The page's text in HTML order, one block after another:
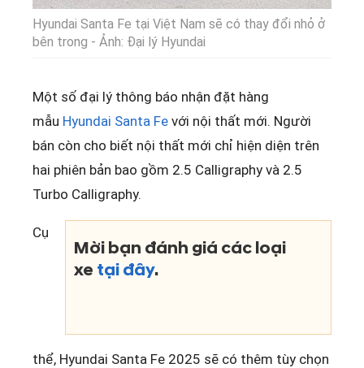
Hyundai Santa Fe tại Việt Nam sẽ có thay đổi nhỏ ở
bên trong - Ảnh: Đại lý Hyundai
Một số đại lý thông báo nhận đặt hàng
mẫu Hyundai Santa Fe với nội thất mới. Người
bán còn cho biết nội thất mới chỉ hiện diện trên
hai phiên bản bao gồm 2.5 Calligraphy và 2.5
Turbo Calligraphy.
Mời bạn đánh giá các loại
xe tại đây.
Cụ
thể, Hyundai Santa Fe 2025 sẽ có thêm tùy chọn